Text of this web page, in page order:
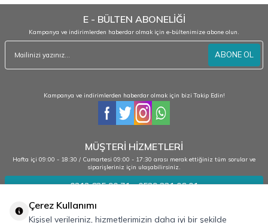
E - BÜLTEN ABONELİĞİ
Kampanya ve indirimlerden haberdar olmak için e-bültenimize abone olun.
ABONE OL
Kampanya ve indirimlerden haberdar olmak için bizi Takip Edin!
MÜŞTERİ HİZMETLERİ
Hafta içi 09:00 - 18:30 / Cumartesi 09:00 - 17:30 arası merak ettiğiniz tüm sorular ve
siparişleriniz için ulaşabilirsiniz.
0212 635 90 71 - 0539 331 06 01
Çerez Kullanımı
Kişisel verileriniz, hizmetlerimizin daha iyi bir şekilde